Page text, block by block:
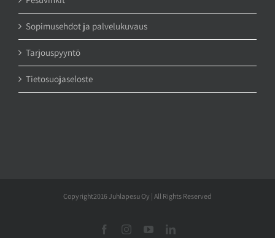
Sopimusehdot ja palvelukuvaus
Tarjouspyyntö
Tietosuojaseloste
Copyright2016 Juhlapesu Oy | All Rights Reserved
FacebookInstagramYouTubeLinkedIn